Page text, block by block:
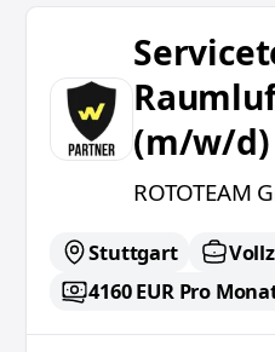
Servicetechniker für
(m/w/d)
ROTOTEAM
Stuttgart
4160 EUR Pro